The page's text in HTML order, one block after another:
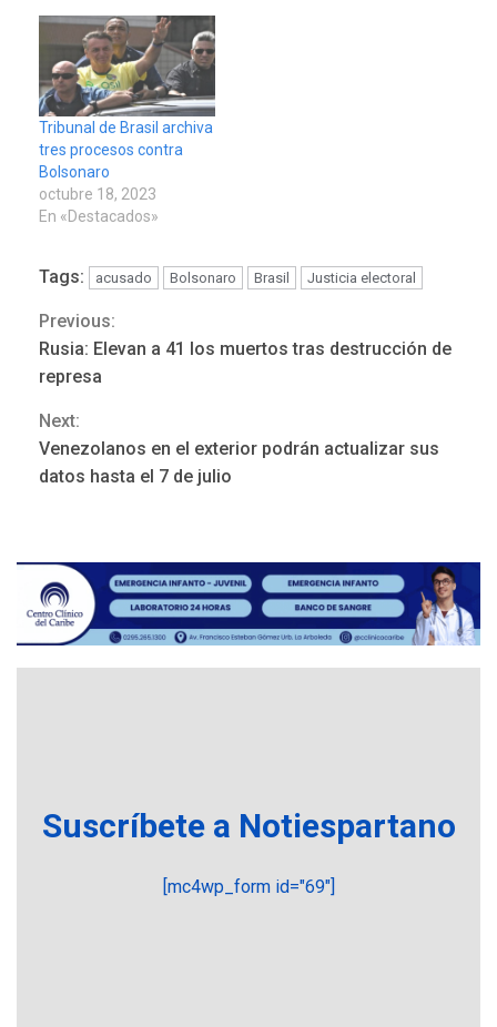
Tribunal de Brasil archiva
tres procesos contra
Bolsonaro
octubre 18, 2023
En «Destacados»
Tags: acusado Bolsonaro Brasil Justicia electoral
Continue
Reading
Previous:
Rusia: Elevan a 41 los muertos tras destrucción de
represa
Next:
Venezolanos en el exterior podrán actualizar sus
datos hasta el 7 de julio
Suscríbete a Notiespartano
[mc4wp_form id="69"]
LATINOAMÉRICA Y CARIBE
TITULARES
REGIONALES ÚLTIMA HORA
Libro de Guadalupe Burelli
eleva sus velas en
Margarita
5
adultos mayores
Mariño fortalece capacidad